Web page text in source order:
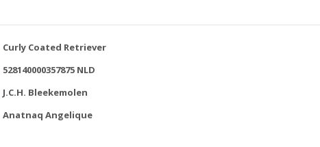
Curly Coated Retriever
528140000357875 NLD
J.C.H. Bleekemolen
Anatnaq Angelique